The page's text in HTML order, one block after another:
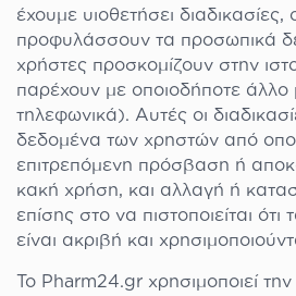
έχουμε υιοθετήσει διαδικασίες,
προφυλάσσουν τα προσωπικά
χρήστες προσκομίζουν στην
παρέχουν με οποιοδήποτε άλλο
τηλεφωνικά). Αυτές οι
δεδομένα των χρηστών από
επιτρεπόμενη πρόσβαση ή
κακή χρήση, και αλλαγή ή
επίσης στο να πιστοποιείται ότι
είναι ακριβή και
Το Pharm24.gr χρησιμοποιεί την